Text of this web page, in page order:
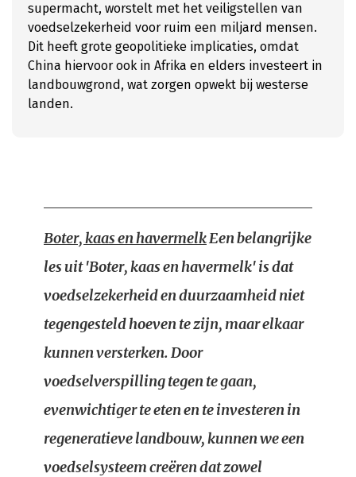
supermacht, worstelt met het veiligstellen van
voedselzekerheid voor ruim een miljard mensen.
Dit heeft grote geopolitieke implicaties, omdat
China hiervoor ook in Afrika en elders investeert in
landbouwgrond, wat zorgen opwekt bij westerse
landen.
Boter, kaas en havermelkEen belangrijke
les uit 'Boter, kaas en havermelk' is dat
voedselzekerheid en duurzaamheid niet
tegengesteld hoeven te zijn, maar elkaar
kunnen versterken. Door
voedselverspilling tegen te gaan,
evenwichtiger te eten en te investeren in
regeneratieve landbouw, kunnen we een
voedselsysteem creëren dat zowel